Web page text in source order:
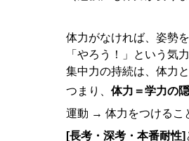
体力がなければ、姿勢
「やろう！」という気
集中力の持続は、体力
つまり、 体力＝学力の
運動 → 体力をつけるこ
[長考・深考・本番耐性]